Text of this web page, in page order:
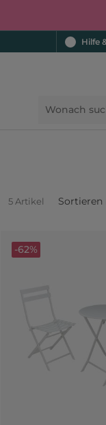
Hilfe
5 Artikel Sortieren
-62%